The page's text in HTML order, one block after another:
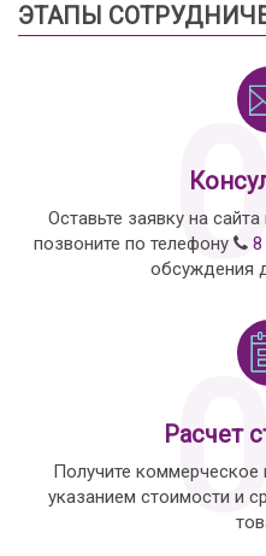
ЭТАПЫ
Оставьте заявку на
позвоните по телефону
обсуждения
Расчет
Получите
указанием стоимости и